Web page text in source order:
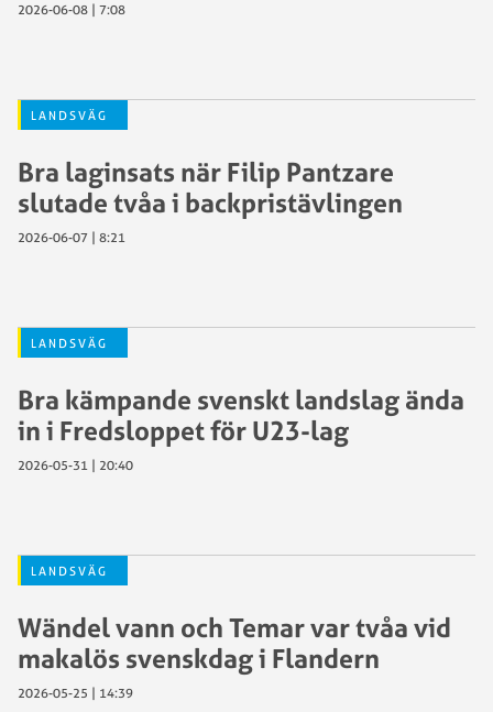
2026-06-08 | 7:08
LANDSVÄG
Bra laginsats när Filip Pantzare
slutade tvåa i backpristävlingen
2026-06-07 | 8:21
LANDSVÄG
Bra kämpande svenskt landslag ända
in i Fredsloppet för U23-lag
2026-05-31 | 20:40
LANDSVÄG
Wändel vann och Temar var tvåa vid
makalös svenskdag i Flandern
2026-05-25 | 14:39